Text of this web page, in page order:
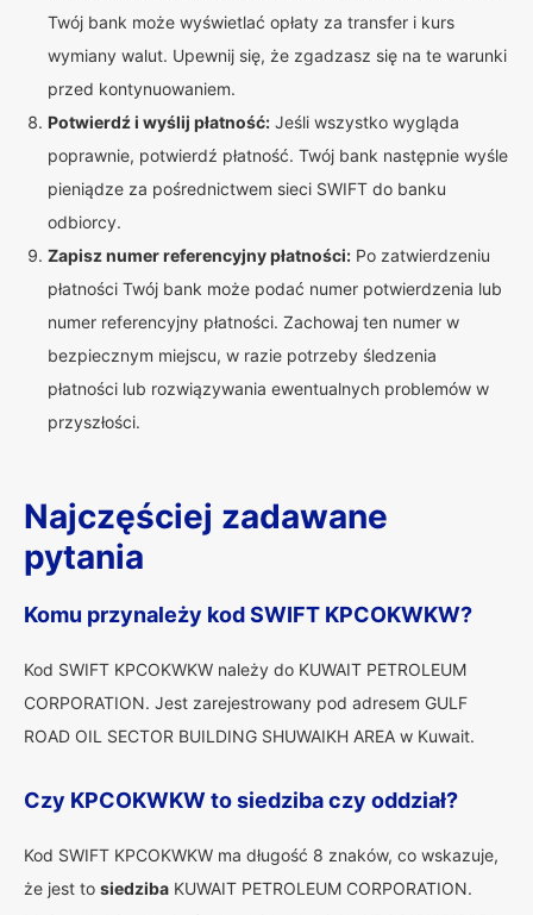
Twój bank może wyświetlać opłaty za transfer i kurs
wymiany walut. Upewnij się, że zgadzasz się na te warunki
przed kontynuowaniem.
Potwierdź i wyślij płatność: Jeśli wszystko wygląda
poprawnie, potwierdź płatność. Twój bank następnie wyśle
pieniądze za pośrednictwem sieci SWIFT do banku
odbiorcy.
Zapisz numer referencyjny płatności: Po zatwierdzeniu
płatności Twój bank może podać numer potwierdzenia lub
numer referencyjny płatności. Zachowaj ten numer w
bezpiecznym miejscu, w razie potrzeby śledzenia
płatności lub rozwiązywania ewentualnych problemów w
przyszłości.
Najczęściej zadawane
pytania
Komu przynależy kod SWIFT KPCOKWKW?
Kod SWIFT KPCOKWKW należy do KUWAIT PETROLEUM
CORPORATION. Jest zarejestrowany pod adresem GULF
ROAD OIL SECTOR BUILDING SHUWAIKH AREA w Kuwait.
Czy KPCOKWKW to siedziba czy oddział?
Kod SWIFT KPCOKWKW ma długość 8 znaków, co wskazuje,
że jest to siedziba KUWAIT PETROLEUM CORPORATION.